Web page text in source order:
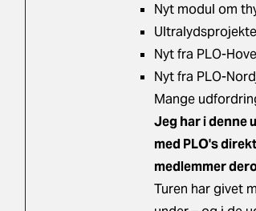
Nyt modul om
Nyt fra PLO-
Nyt fra PLO-
Mange
Jeg har i denne
med PLO's
medlemmer
Turen har givet